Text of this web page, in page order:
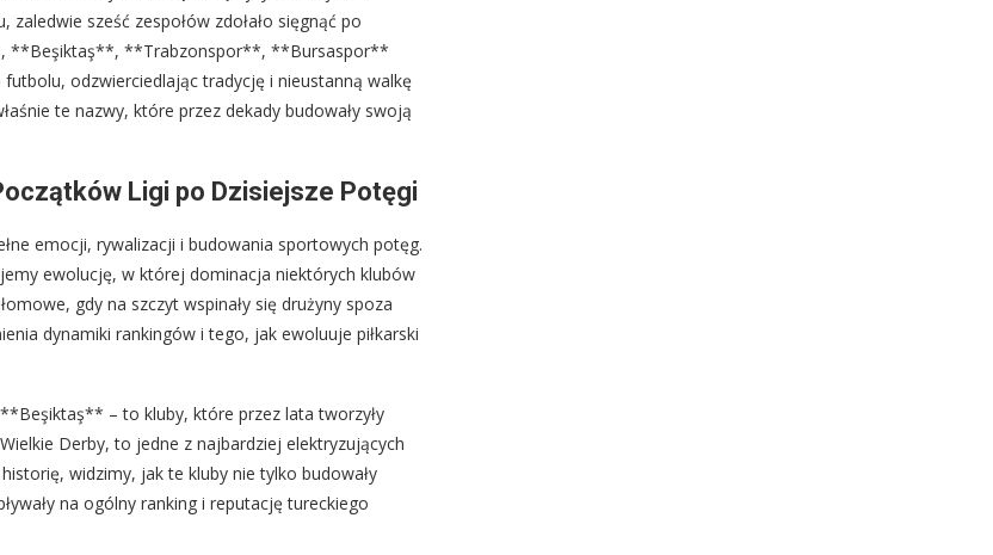
sześć zespołów zdołało sięgnąć po
**Beşiktaş**, **Trabzonspor**, **Bursaspor**
odzwierciedlając tradycję i nieustanną walkę
te nazwy, które przez dekady budowały swoją
Ligi po Dzisiejsze Potęgi
emocji, rywalizacji i budowania sportowych potęg.
ewolucję, w której dominacja niektórych klubów
gdy na szczyt wspinały się drużyny spoza
dynamiki rankingów i tego, jak ewoluuje piłkarski
– to kluby, które przez lata tworzyły
Derby, to jedne z najbardziej elektryzujących
widzimy, jak te kluby nie tylko budowały
na ogólny ranking i reputację tureckiego